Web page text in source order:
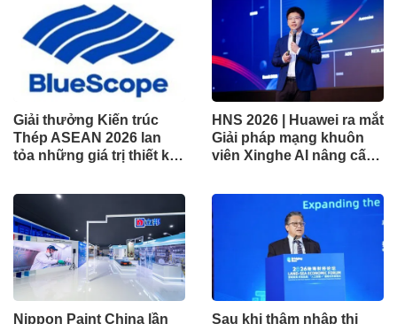
Giải thưởng Kiến trúc
Thép ASEAN 2026 lan
tỏa những giá trị thiết kế
vực
HNS 2026 | Huawei ra mắt
Giải pháp mạng khuôn
viên Xinghe AI nâng cấp
Nippon Paint China lần
Sau khi thâm nhập thị